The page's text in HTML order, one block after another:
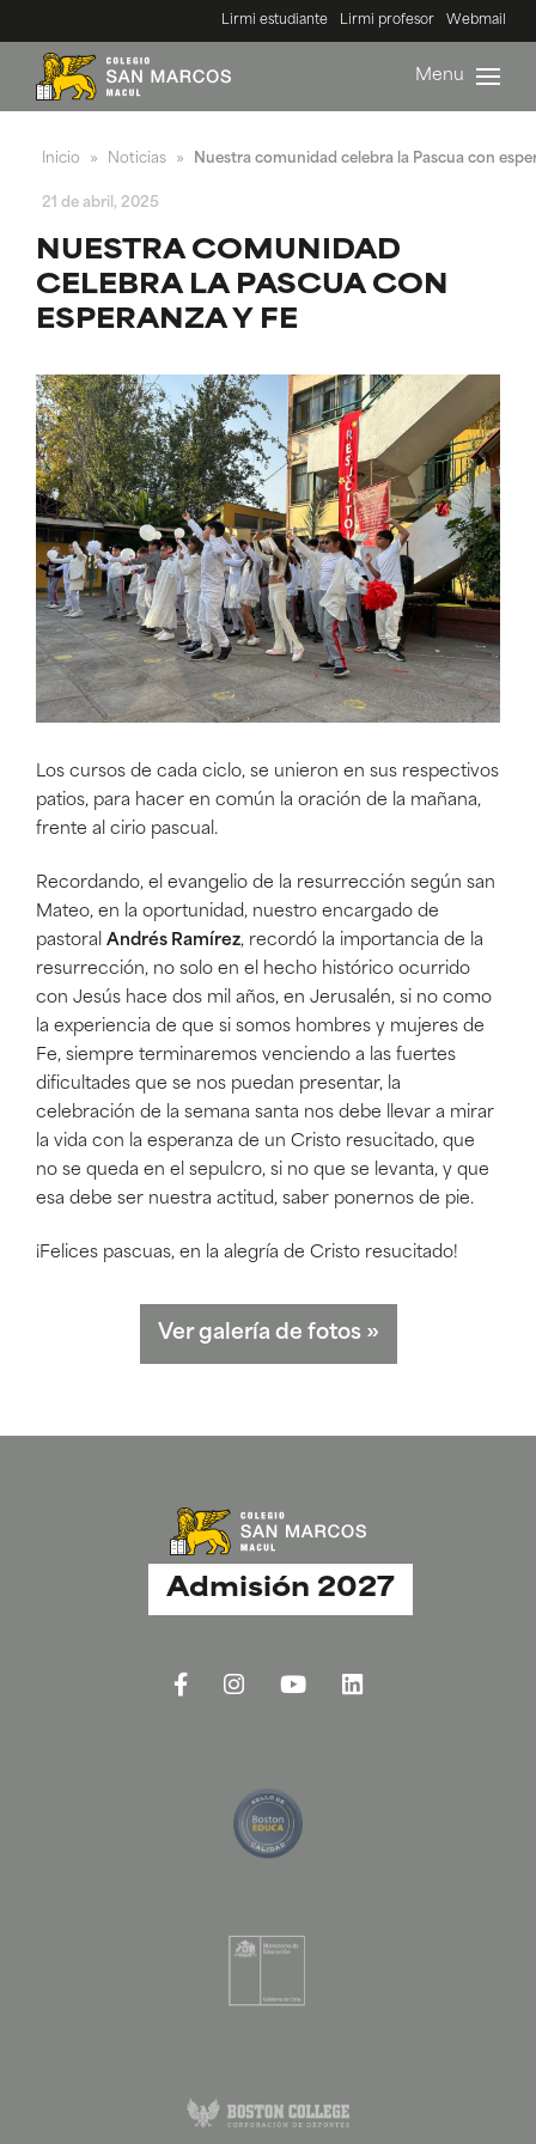
Lirmi estudiante Lirmi profesor Webmail
Menu
Inicio » Noticias » Nuestra comunidad celebra la Pascua con
21 de abril, 2025
NUESTRA COMUNIDAD
CELEBRA LA PASCUA CON
ESPERANZA Y FE
Los cursos de cada ciclo, se unieron en sus respectivos
patios, para hacer en común la oración de la mañana,
frente al cirio pascual.
Recordando, el evangelio de la resurrección según san
Mateo, en la oportunidad, nuestro encargado de
pastoral Andrés Ramírez, recordó la importancia de la
resurrección, no solo en el hecho histórico ocurrido
con Jesús hace dos mil años, en Jerusalén, si no como
la experiencia de que si somos hombres y mujeres de
Fe, siempre terminaremos venciendo a las fuertes
dificultades que se nos puedan presentar, la
celebración de la semana santa nos debe llevar a mirar
la vida con la esperanza de un Cristo resucitado, que
no se queda en el sepulcro, si no que se levanta, y que
esa debe ser nuestra actitud, saber ponernos de pie.
¡Felices pascuas, en la alegría de Cristo resucitado!
Ver galería de fotos »
Admisión 2027